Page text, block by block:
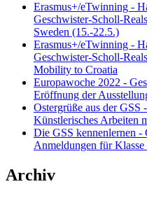
Erasmus+/eTwinning -
Geschwister-Scholl-
Sweden (15.-22.5.)
Erasmus+/eTwinning -
Geschwister-Scholl-
Mobility to Croatia
Europawoche 2022 -
Eröffnung der
Ostergrüße aus der GSS
Künstlerisches Arbeiten
Die GSS kennenlernen -
Anmeldungen für Klasse
Archiv